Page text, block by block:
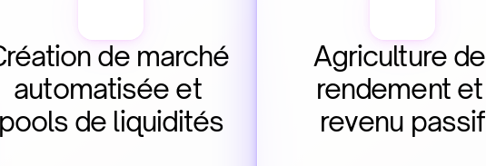
de marché
automatisée et
pools de liquidités
Agriculture de
rendement et
revenu passif